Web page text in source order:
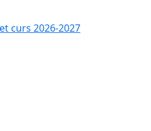
curs 2026-2027